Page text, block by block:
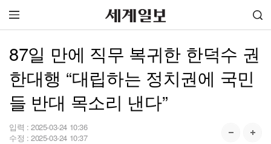
87일 만에 직무 복귀한 한덕수 권
한대행 “대립하는 정치권에 국민
들 반대 목소리 낸다”
입력 : 2025-03-24 10:36
수정 : 2025-03-24 10:37